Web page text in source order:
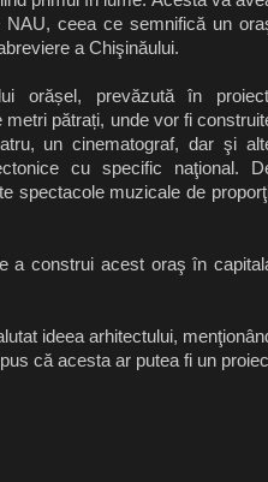
NAU, ceea ce semnifică un
a Chişinăului.
orășel, prevăzută în
metri pătrați, unde vor fi
un cinematograf, dar şi
cu specific naţional.
spectacole muzicale de
a construi acest oraş în
ideea arhitectului,
că acesta ar putea fi un